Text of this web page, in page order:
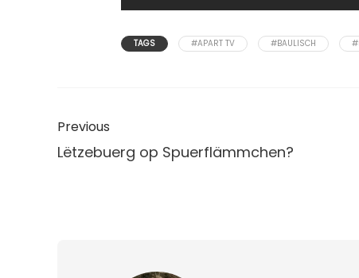
TAGS #APART TV #BAULISCH
Previous
Lëtzebuerg op Spuerflämmchen?